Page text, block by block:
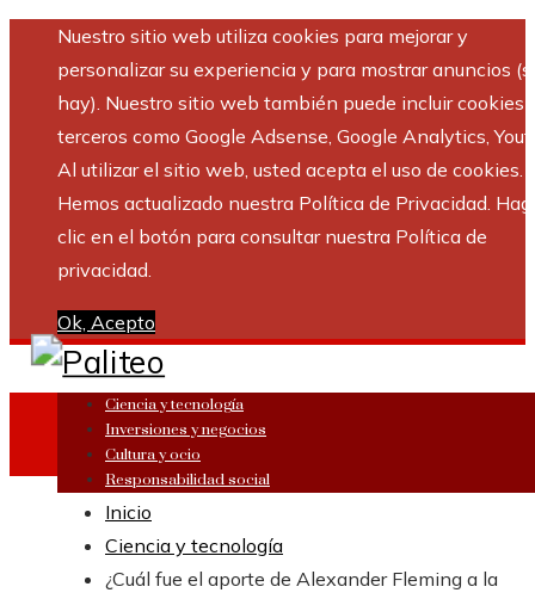
Nuestro sitio web utiliza cookies para mejorar y
personalizar su experiencia y para mostrar anuncios
hay). Nuestro sitio web también puede incluir cookies
terceros como Google Adsense, Google Analytics,
Al utilizar el sitio web, usted acepta el uso de cookies.
Hemos actualizado nuestra Política de Privacidad.
clic en el botón para consultar nuestra Política de
privacidad.
Ok, Acepto
Ciencia y tecnología
Inversiones y negocios
Cultura y ocio
Responsabilidad social
Inicio
Ciencia y tecnología
¿Cuál fue el aporte de Alexander Fleming a la